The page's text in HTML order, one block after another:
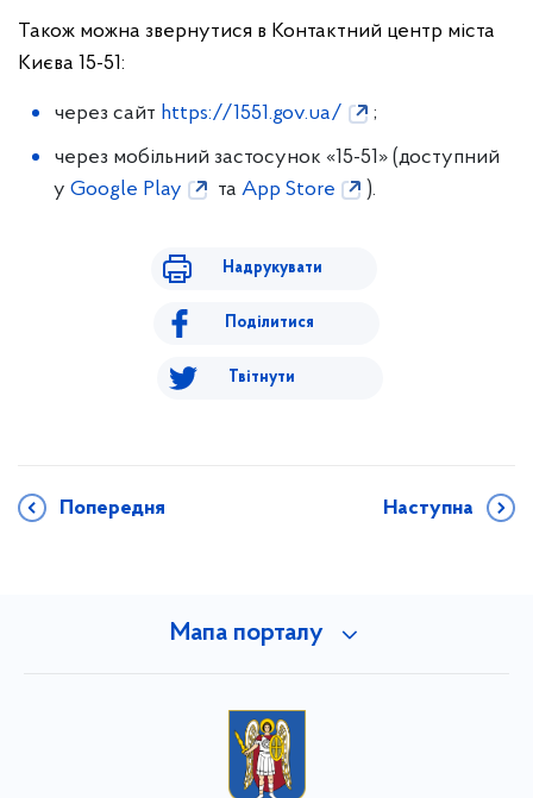
Також можна звернутися в Контактний центр міста
Києва 15-51:
через сайт https://1551.gov.ua/
;
через мобільний застосунок «15-51» (доступний
у Google Play та App Store ).
Надрукувати
Поділитися
Твітнути
Попередня Наступна
Мапа порталу